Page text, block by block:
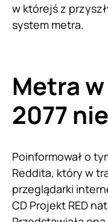
w którejś z
system metra.
Metra
2077
Poinformował o
Reddita, który w
przeglądarki
CD Projekt RED